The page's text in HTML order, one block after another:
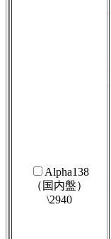
Alpha138
（国内盤）
\2940